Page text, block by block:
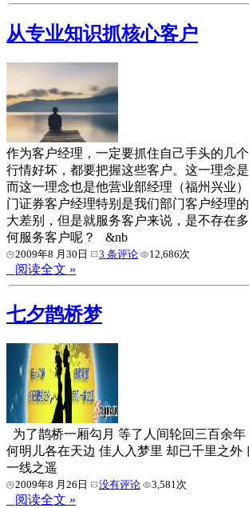
从专业知识抓核心客户
作为客户经理，一定要抓住自己手头的几
行情好坏，都要把握这些客户。这一理念
而这一理念也是他营业部经理（福州兴业
门证券客户经理特别是我们部门客户经理
大差别，但是就服务客户来说，是不存在
何服务客户呢？ &nb
2009年8 月30日 3 条评论 12,686次
阅读全文 »
七夕鹊桥梦
为了鹊桥一厢勾月 等了人间轮回三百余
何明儿各在天边 佳人入梦里 却已千里之外
一线之遥
2009年8 月26日 没有评论 3,581次
阅读全文 »